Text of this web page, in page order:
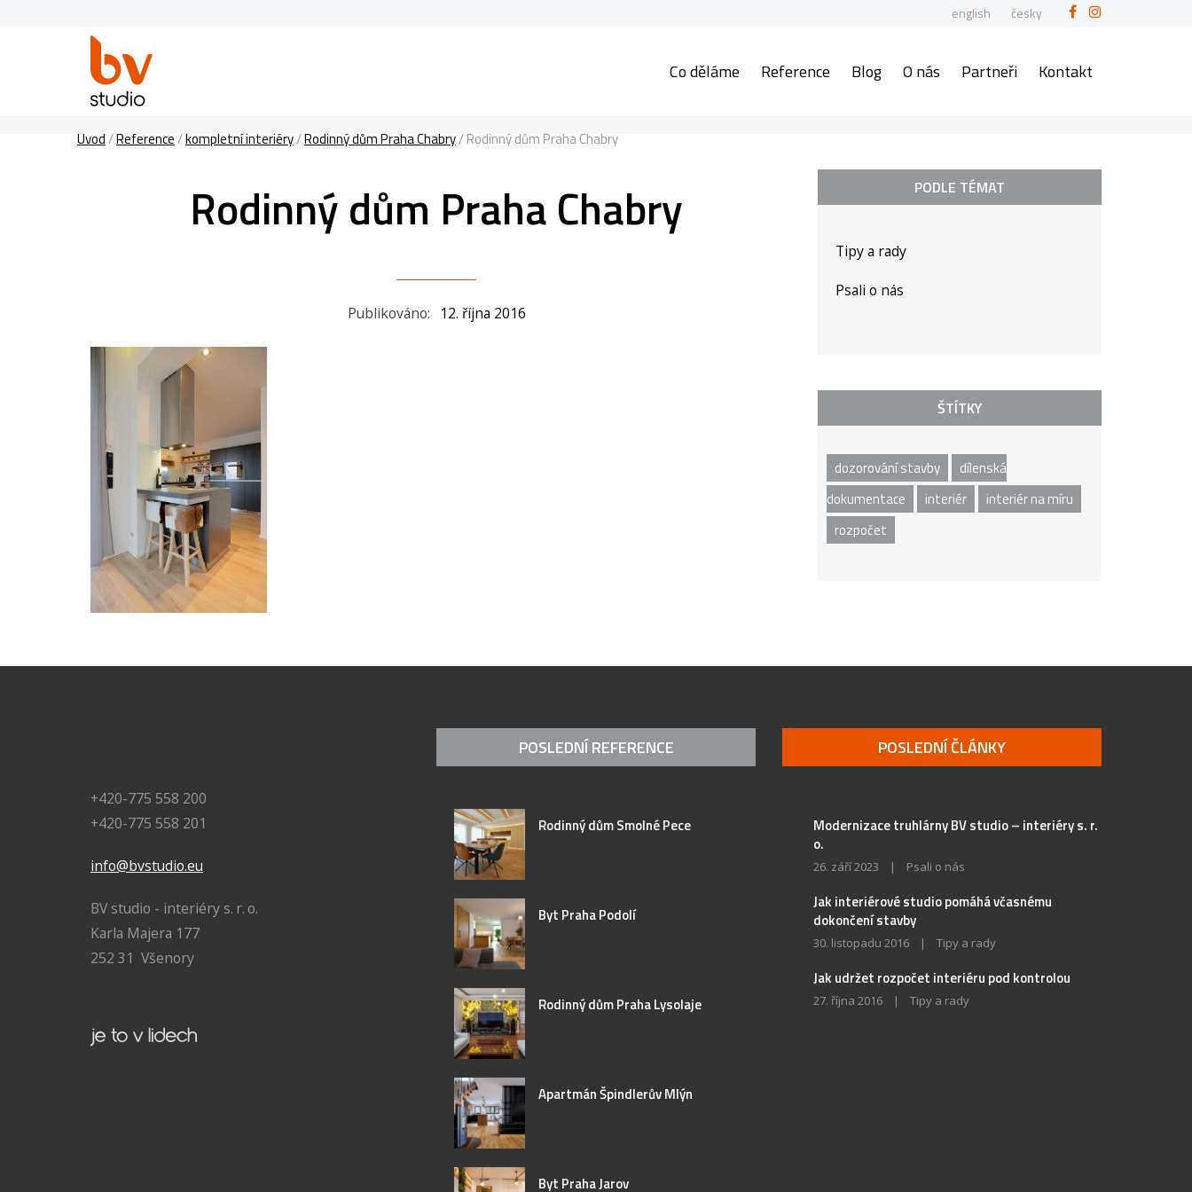
english česky
Co děláme Reference Blog O nás Partneři Kontakt
Úvod/Reference/kompletní interiéry/Rodinný dům Praha Chabry/Rodinný dům Praha Chabry
Rodinný dům Praha Chabry
Publikováno: 12. října 2016
PODLE TÉMAT
Tipy a rady
Psali o nás
ŠTÍTKY
dozorování stavby
dílenská
dokumentace
interiér
interiér na míru
rozpočet
+420-775 558 200
+420-775 558 201
info@bvstudio.eu
BV studio - interiéry s. r. o.
Karla Majera 177
252 31 Všenory
POSLEDNÍ REFERENCE
Rodinný dům Smolné Pece
Byt Praha Podolí
Rodinný dům Praha Lysolaje
Apartmán Špindlerův Mlýn
Byt Praha Jarov
POSLEDNÍ ČLÁNKY
Modernizace truhlárny BV studio – interiéry s. r.
o.
26. září 2023 | Psali o nás
Jak interiérové studio pomáhá včasnému
dokončení stavby
30. listopadu 2016 | Tipy a rady
Jak udržet rozpočet interiéru pod kontrolou
27. října 2016 | Tipy a rady